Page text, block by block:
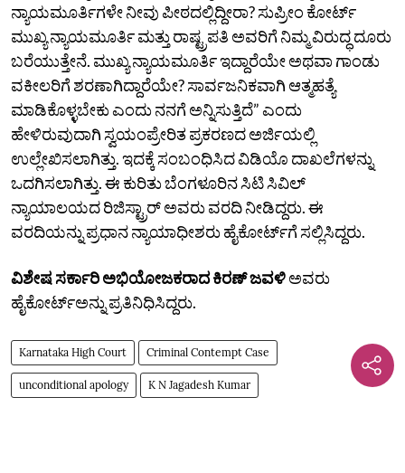
ನ್ಯಾಯಮೂರ್ತಿಗಳೇ ನೀವು ಪೀಠದಲ್ಲಿದ್ದೀರಾ? ಸುಪ್ರೀಂ ಕೋರ್ಟ್‌
ಮುಖ್ಯ ನ್ಯಾಯಮೂರ್ತಿ ಮತ್ತು ರಾಷ್ಟ್ರಪತಿ ಅವರಿಗೆ ನಿಮ್ಮ ವಿರುದ್ಧ ದೂರು
ಬರೆಯುತ್ತೇನೆ. ಮುಖ್ಯ ನ್ಯಾಯಮೂರ್ತಿ ಇದ್ದಾರೆಯೇ ಅಥವಾ ಗಾಂಡು
ವಕೀಲರಿಗೆ ಶರಣಾಗಿದ್ದಾರೆಯೇ? ಸಾರ್ವಜನಿಕವಾಗಿ ಆತ್ಮಹತ್ಯೆ
ಮಾಡಿಕೊಳ್ಳಬೇಕು ಎಂದು ನನಗೆ ಅನ್ನಿಸುತ್ತಿದೆ” ಎಂದು
ಹೇಳಿರುವುದಾಗಿ ಸ್ವಯಂಪ್ರೇರಿತ ಪ್ರಕರಣದ ಅರ್ಜಿಯಲ್ಲಿ
ಉಲ್ಲೇಖಿಸಲಾಗಿತ್ತು. ಇದಕ್ಕೆ ಸಂಬಂಧಿಸಿದ ವಿಡಿಯೊ ದಾಖಲೆಗಳನ್ನು
ಒದಗಿಸಲಾಗಿತ್ತು. ಈ ಕುರಿತು ಬೆಂಗಳೂರಿನ ಸಿಟಿ ಸಿವಿಲ್‌
ನ್ಯಾಯಾಲಯದ ರಿಜಿಸ್ಟ್ರಾರ್‌ ಅವರು ವರದಿ ನೀಡಿದ್ದರು. ಈ
ವರದಿಯನ್ನು ಪ್ರಧಾನ ನ್ಯಾಯಾಧೀಶರು ಹೈಕೋರ್ಟ್‌ಗೆ ಸಲ್ಲಿಸಿದ್ದರು.
ವಿಶೇಷ ಸರ್ಕಾರಿ ಅಭಿಯೋಜಕರಾದ ಕಿರಣ್‌ ಜವಳಿಅವರು
ಹೈಕೋರ್ಟ್‌ಅನ್ನು ಪ್ರತಿನಿಧಿಸಿದ್ದರು.
Karnataka High Court Criminal Contempt Case
unconditional apology K N Jagadesh Kumar